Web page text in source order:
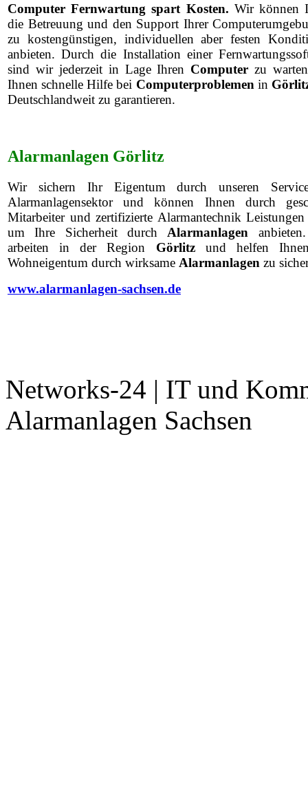
Computer Fernwartung spart Kosten. Wir können
die Betreuung und den Support Ihrer
zu kostengünstigen, individuellen aber festen
anbieten. Durch die Installation einer
sind wir jederzeit in Lage Ihren Computerzu
Ihnen schnelle Hilfe bei Computerproblemen in
Deutschlandweit zu garantieren.
Alarmanlagen Görlitz
Wir sichern Ihr Eigentum durch unseren
Alarmanlagensektor und können Ihnen durch
Mitarbeiter und zertifizierte Alarmantechnik
um Ihre Sicherheit durch Alarmanlagen
arbeiten in der Region Görlitz und helfen
Wohneigentum durch wirksame Alarmanlagen zu
www.alarmanlagen-sachsen.de
Networks-24 | IT und
Alarmanlagen Sachsen